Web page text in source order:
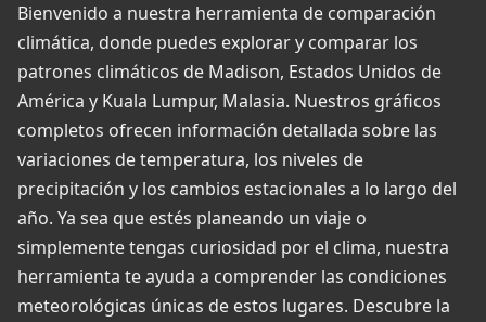
Bienvenido a nuestra herramienta de comparación
climática, donde puedes explorar y comparar los
patrones climáticos de Madison, Estados Unidos de
América y Kuala Lumpur, Malasia. Nuestros gráficos
completos ofrecen información detallada sobre las
variaciones de temperatura, los niveles de
precipitación y los cambios estacionales a lo largo del
año. Ya sea que estés planeando un viaje o
simplemente tengas curiosidad por el clima, nuestra
herramienta te ayuda a comprender las condiciones
meteorológicas únicas de estos lugares. Descubre la